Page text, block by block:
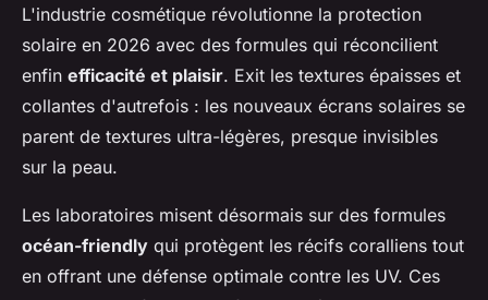
L'industrie cosmétique révolutionne la protection
solaire en 2026 avec des formules qui réconcilient
enfin efficacité et plaisir. Exit les textures épaisses et
collantes d'autrefois : les nouveaux écrans solaires se
parent de textures ultra-légères, presque invisibles
sur la peau.
Les laboratoires misent désormais sur des formules
océan-friendly qui protègent les récifs coralliens tout
en offrant une défense optimale contre les UV. Ces